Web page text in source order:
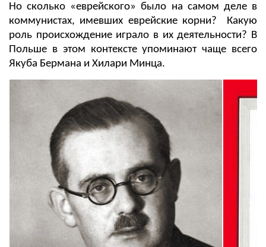
Но сколько «еврейского» было на самом деле в
коммунистах, имевших еврейские корни? Какую
роль происхождение играло в их деятельности? В
Польше в этом контексте упоминают чаще всего
Якуба Бермана и Хилари Минца.